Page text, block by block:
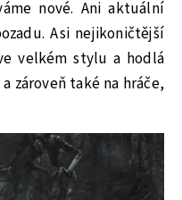
nové. Ani aktuální
Asi nejikoničtější
velkém stylu a hodlá
zároveň také na hráče,